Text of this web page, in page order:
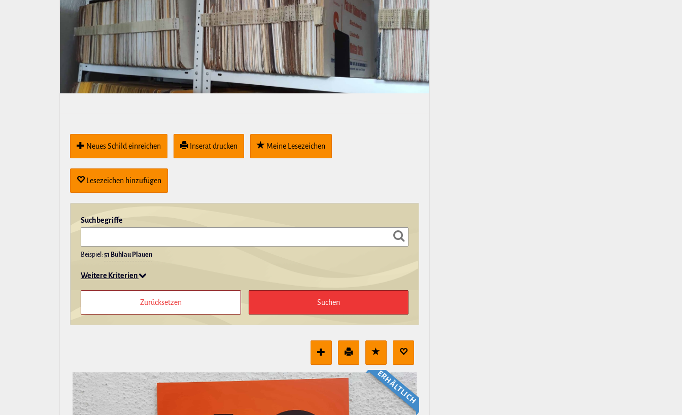
Neues Schild ein­rei­chen Inserat drucken Meine Lese­zei­chen
Lese­zei­chen hin­zu­fügen
Such­be­griffe
Beispiel: 51 Bühlau Plauen
Weitere Kriterien
ERHÄLT­LICH